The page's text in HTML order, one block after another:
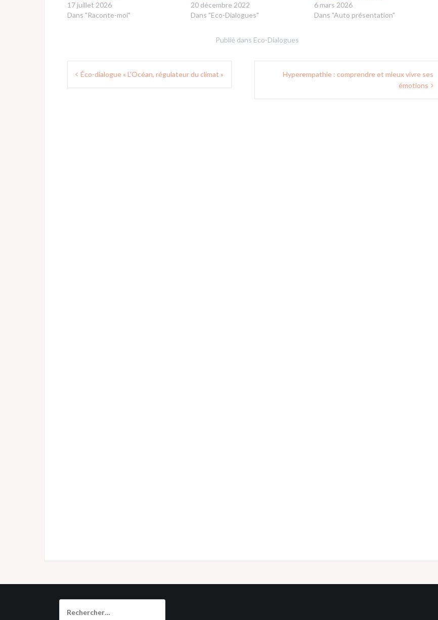
17 juillet 2026
Dans "Raconte-moi"
20 décembre 2022
Dans "Eco-Dialogues"
6 mars 2026
Dans "Auto présentation"
Publié dans Eco-Dialogues
Navigation
Éco-dialogue « L’Océan, régulateur du climat »
Hyperempathie : comprendre et mieux vivre ses
émotions